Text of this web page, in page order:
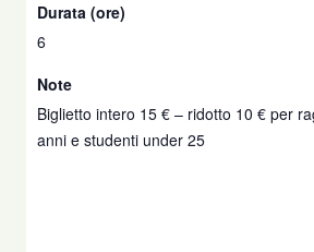
Durata (ore)
6
Note
Biglietto intero 15 € – ridotto 10 € per
anni e studenti under 25